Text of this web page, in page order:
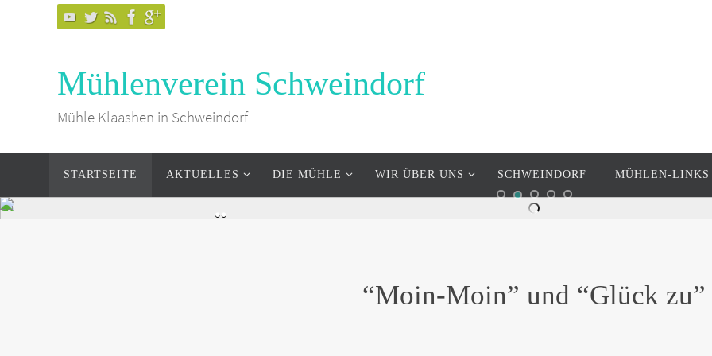
Mühlenverein Schweindorf
Mühle Klaashen in Schweindorf
STARTSEITE AKTUELLES DIE MÜHLE WIR ÜBER UNS SCHWEINDORF MÜHLEN-LINKS
MÜHLE KLAASHEN
“Moin-Moin” und “Glück zu”